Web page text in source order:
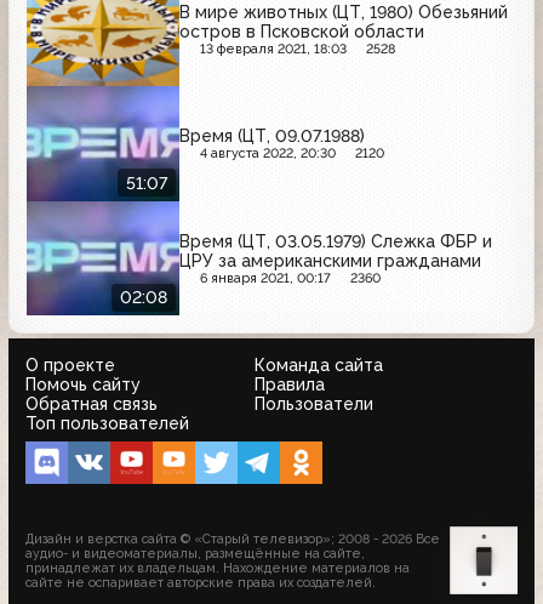
В мире животных (ЦТ, 1980) Обезьяний
остров в Псковской области
13 февраля 2021, 18:03 2528
51:07
Время (ЦТ, 09.07.1988)
4 августа 2022, 20:30 2120
02:08
Время (ЦТ, 03.05.1979) Слежка ФБР и
ЦРУ за американскими гражданами
6 января 2021, 00:17 2360
О проекте
Команда сайта
Помочь сайту
Правила
Обратная связь
Пользователи
Топ пользователей
Дизайн и верстка сайта © «Старый телевизор»; 2008 - 2026 Все
аудио- и видеоматериалы, размещённые на сайте,
принадлежат их владельцам. Нахождение материалов на
сайте не оспаривает авторские права их создателей.